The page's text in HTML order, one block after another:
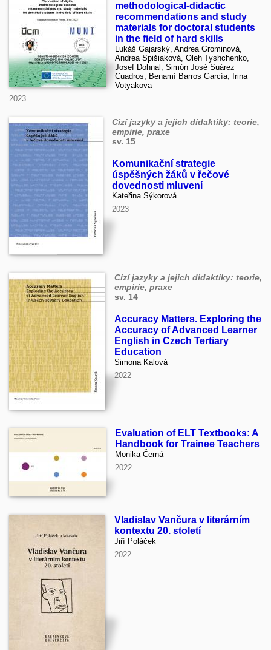
methodological-didactic
recommendations and study
materials for doctoral students
in the field of hard skills
Lukáš Gajarský, Andrea Grominová,
Andrea Spišiaková, Oleh Tyshchenko,
Josef Dohnal, Simón José Suárez
Cuadros, Benamí Barros García, Irina
Votyakova
2023
Cizí jazyky a jejich didaktiky: teorie,
empirie, praxe
sv. 15
Komunikační strategie
úspěšných žáků v řečové
dovednosti mluvení
Kateřina Sýkorová
2023
Cizí jazyky a jejich didaktiky: teorie,
empirie, praxe
sv. 14
Accuracy Matters. Exploring the
Accuracy of Advanced Learner
English in Czech Tertiary
Education
Simona Kalová
2022
Evaluation of ELT Textbooks: A
Handbook for Trainee Teachers
Monika Černá
2022
Vladislav Vančura v literárním
kontextu 20. století
Jiří Poláček
2022